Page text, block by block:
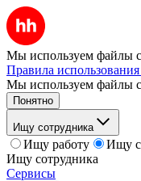
Мы используем файлы
Правила
Мы используем файлы
Понятно
Ищу сотрудника
Ищу работу
Ищу
Ищу сотрудника
Сервисы